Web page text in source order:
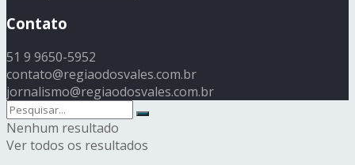
Contato
51 9 9650-5952
contato@regiaodosvales.com.br
jornalismo@regiaodosvales.com.br
Nenhum resultado
Ver todos os resultados